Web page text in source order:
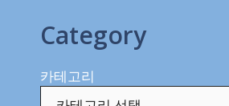
Category
카테고리